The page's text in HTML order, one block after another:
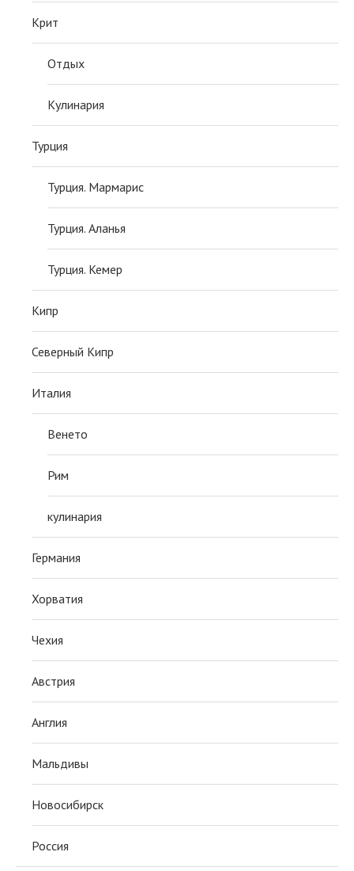
Крит
Отдых
Кулинария
Турция
Турция. Мармарис
Турция. Аланья
Турция. Кемер
Кипр
Северный Кипр
Италия
Венето
Рим
кулинария
Германия
Хорватия
Чехия
Австрия
Англия
Мальдивы
Новосибирск
Россия